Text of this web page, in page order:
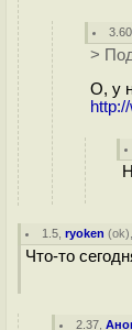
3.60
>
О, у
1.5 ,ryoken (ok
Что-то
2.37 ,